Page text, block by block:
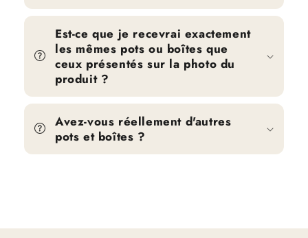
Est-ce que je recevrai exactement
les mêmes pots ou boîtes que
ceux présentés sur la photo du
produit ?
Avez-vous réellement d'autres
pots et boîtes ?